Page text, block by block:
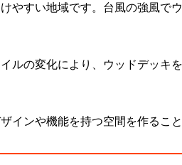
やすい地域です。台風の強風で
ルの変化により、ウッドデッキ
インや機能を持つ空間を作るこ